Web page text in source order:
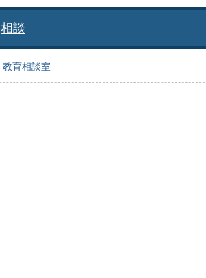
相談
教育相談室